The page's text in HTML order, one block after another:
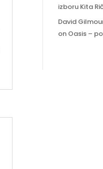
izboru Kita
David
on Oasis –